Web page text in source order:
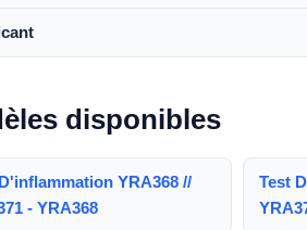
disponibles
YRA368 //
- YRA368
Test